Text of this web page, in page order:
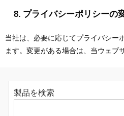
8. プライバシーポリシーの
当社は、必要に応じてプライバシー
ます。変更がある場合は、当ウェブ
製品を検索